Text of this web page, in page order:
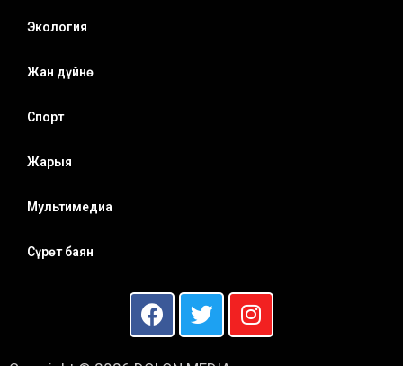
Экология
Жан дүйнө
Спорт
Жарыя
Мультимедиа
Сүрөт баян